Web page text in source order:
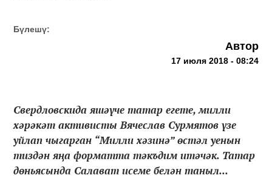
Бүлешү:
Автор
17 июля 2018 - 08:24
Свердловскида яшәүче татар егете, милли
хәрәкәт активисты Вячеслав Сурмятов үзе
уйлап чыгарган “Милли хәзинә” өстәл уенын
тиздән яңа форматта тәкъдим итәчәк. Татар
дөньясында Салават исеме белән таныл...